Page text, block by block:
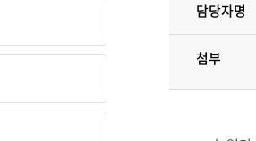
담당자명
첨부